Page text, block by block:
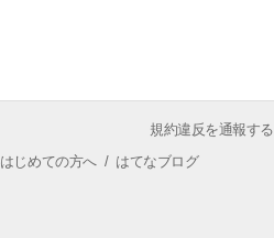
規約違反を通報する
はじめての方へ/ はてなブログ